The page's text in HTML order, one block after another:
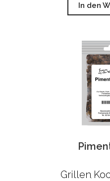
In den
Grillen,